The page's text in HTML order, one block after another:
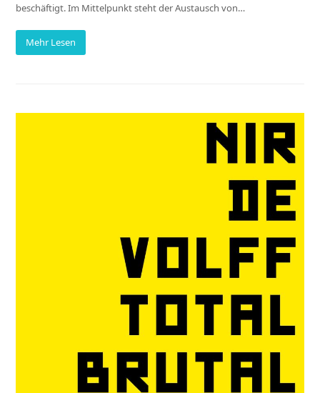
beschäftigt. Im Mittelpunkt steht der Austausch von…
Mehr Lesen